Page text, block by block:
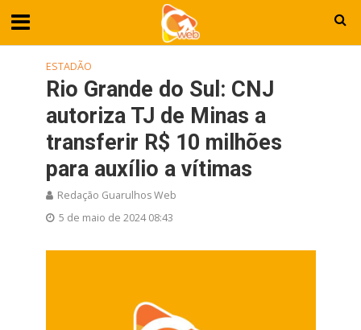
ESTADÃO
Rio Grande do Sul: CNJ
autoriza TJ de Minas a
transferir R$ 10 milhões
para auxílio a vítimas
Redação Guarulhos Web
5 de maio de 2024 08:43